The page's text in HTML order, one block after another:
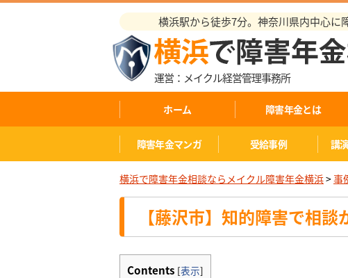
横浜駅から徒歩7分。神奈川県内中心に
運営：メイクル経営管理事務所
ホーム 障害年金とは
障害年金マンガ 受給事例 講
横浜で障害年金相談ならメイクル障害年金横浜>事
【藤沢市】知的障害で相
Contents [表示]